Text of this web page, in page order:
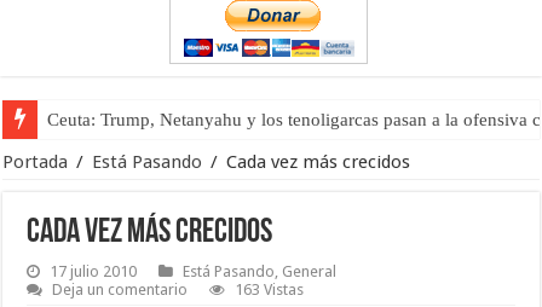
Ceuta: Trump, Netanyahu y los tenoligarcas pasan a la ofensiva
La masificación turística (tercera parte)
Portada / Está Pasando / Cada vez más crecidos
Cada vez más crecidos
17 julio 2010 Está Pasando, General
Deja un comentario
163 Vistas